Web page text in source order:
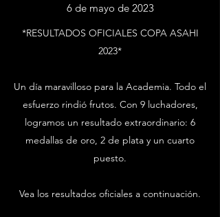
6 de mayo de 2023
*RESULTADOS OFICIALES COPA ASAHI
2023*
Un día maravilloso para la Academia. Todo el
esfuerzo rindió frutos. Con 9 luchadores,
logramos un resultado extraordinario: 6
medallas de oro, 2 de plata y un cuarto
puesto.
Vea los resultados oficiales a continuación.